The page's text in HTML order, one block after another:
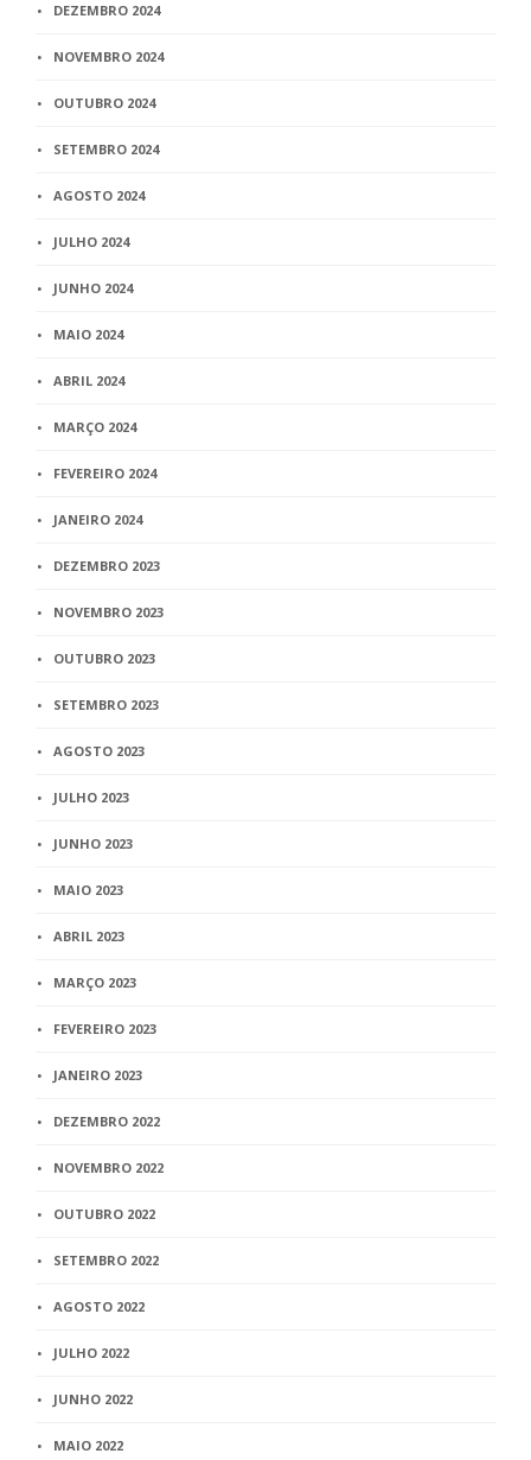
DEZEMBRO 2024
NOVEMBRO 2024
OUTUBRO 2024
SETEMBRO 2024
AGOSTO 2024
JULHO 2024
JUNHO 2024
MAIO 2024
ABRIL 2024
MARÇO 2024
FEVEREIRO 2024
JANEIRO 2024
DEZEMBRO 2023
NOVEMBRO 2023
OUTUBRO 2023
SETEMBRO 2023
AGOSTO 2023
JULHO 2023
JUNHO 2023
MAIO 2023
ABRIL 2023
MARÇO 2023
FEVEREIRO 2023
JANEIRO 2023
DEZEMBRO 2022
NOVEMBRO 2022
OUTUBRO 2022
SETEMBRO 2022
AGOSTO 2022
JULHO 2022
JUNHO 2022
MAIO 2022